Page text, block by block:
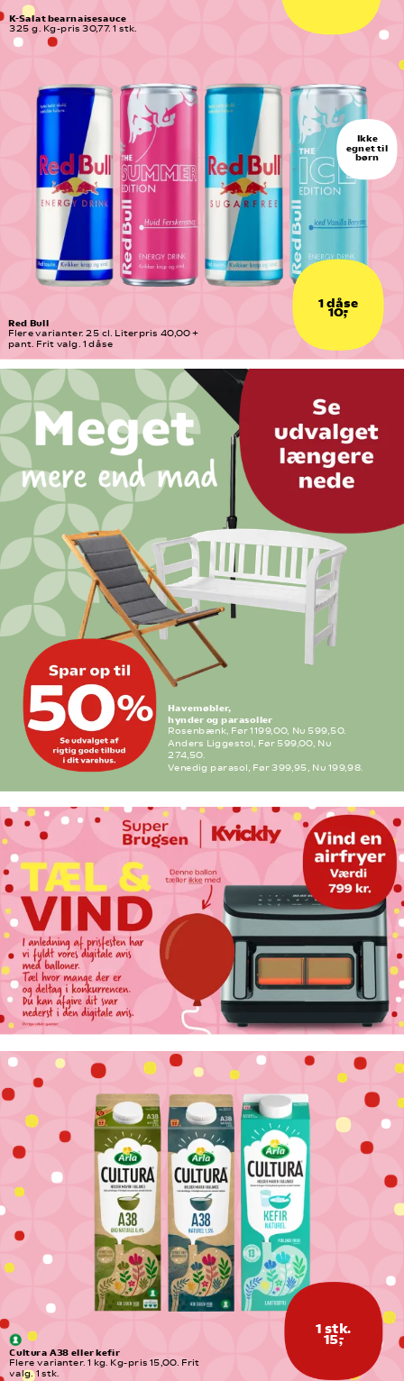
1 dåse
10,-
Red Bull
Flere varianter. 25 cl. Literpris 40,00 +
pant. Frit valg. 1 dåse
K-Salat bearnaisesauce
325 g. Kg-pris 30,77. 1 stk.
Ikke
egnet til
børn
Havemøbler,
hynder og parasoller
Rosenbænk, Før 1199,00, Nu 599,50.
Anders Liggestol, Før 599,00, Nu
274,50.
Venedig parasol, Før 399,95, Nu 199,98.
1 stk.
15,-
Cultura A38 eller kefir
Flere varianter. 1 kg. Kg-pris 15,00. Frit
valg. 1 stk.